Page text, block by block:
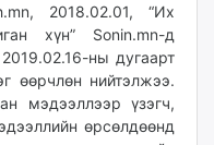
2018.02.01, “Их
хүн” Sonin.mn-д
ны дугаарт
өөрчлөн нийтэлжээ.
мэдээллээр үзэгч,
өрсөлдөөнд